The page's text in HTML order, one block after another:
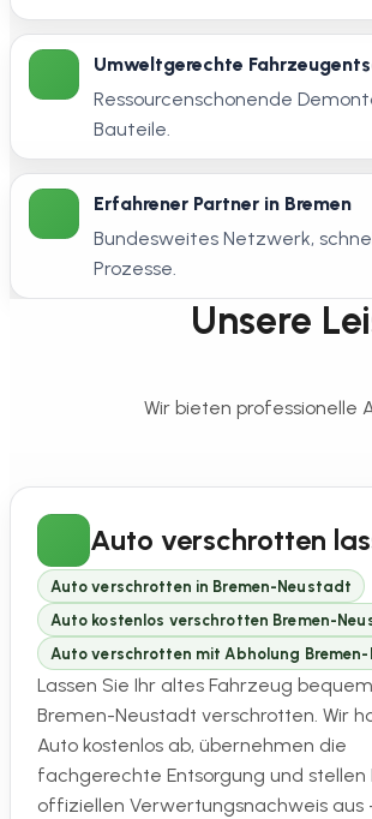
Umweltgerechte
Ressourcenschonende
Bauteile.
Erfahrener Partner in Bremen
Bundesweites Netzwerk,
Prozesse.
Unsere
Wir bieten professionelle
Auto verschrotten
Auto verschrotten in Bremen-Neustadt
Auto kostenlos verschrotten Bremen-
Auto verschrotten mit Abholung
Lassen Sie Ihr altes Fahrzeug
Bremen-Neustadt verschrotten. Wir
Auto kostenlos ab, übernehmen die
fachgerechte Entsorgung und stellen
offiziellen Verwertungsnachweis aus